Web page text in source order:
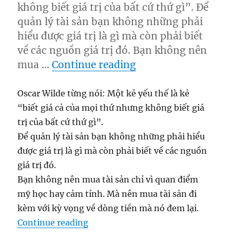
không biết giá trị của bất cứ thứ gì”. Để
quản lý tài sản bạn không những phải
hiểu được giá trị là gì mà còn phải biết
về các nguồn giá trị đó. Bạn không nên
mua …Continue reading“Sơ Lược Về Định
Oscar Wilde từng nói: Một kẻ yếu thế là kẻ
“biết giá cả của mọi thứ nhưng không biết giá
trị của bất cứ thứ gì”.
Để quản lý tài sản bạn không những phải hiểu
được giá trị là gì mà còn phải biết về các nguồn
giá trị đó.
Bạn không nên mua tài sản chỉ vì quan điểm
mỹ học hay cảm tính. Mà nên mua tài sản đi
kèm với kỳ vọng về dòng tiền mà nó đem lại.
Continue reading“Sơ Lược Về Định Giá.”